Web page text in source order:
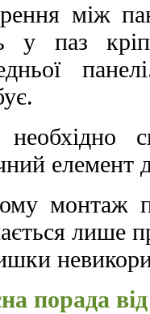
між
у паз
елемент
монтаж
лише
порада